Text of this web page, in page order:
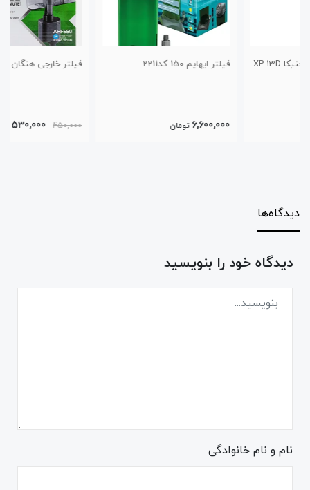
فیلتر ایهایم 150 کد2211 فیلتر خارجی هنگان AHF-560
530,000 تومان
دیدگاه‌ها
دیدگاه خود را بنویسید
نام و نام خانوادگی